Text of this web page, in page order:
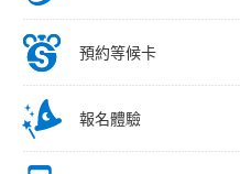
預約等候卡
報名體驗